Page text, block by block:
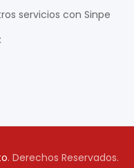
servicios con Sinpe
. Derechos Reservados.